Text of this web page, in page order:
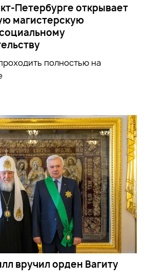
Петербурге открывает
магистерскую
полностью на
вручил орден Вагиту